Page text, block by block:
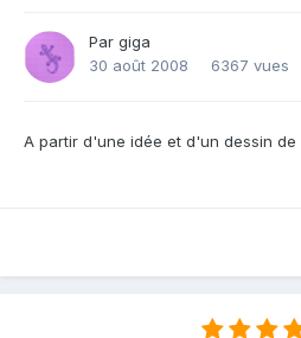
Par giga
30 août 2008
6367 vues
A partir d'une idée et d'un dessin de